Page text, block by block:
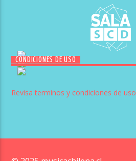
CONDICIONES DE USO
Revisa terminos y condiciones de uso